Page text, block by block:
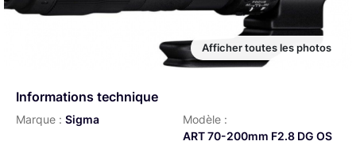
Afficher toutes les photos
Informations technique
Marque : Sigma
Modèle :
ART 70-200mm F2.8 DG OS